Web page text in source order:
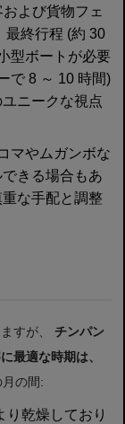
よび貨物フェ
最終行程 (約 30
型ボートが必要
で 8 ～ 10 時間)
ニークな視点
マやムガンボな
きる場合もあ
な手配と調整
すが、 チンパン
最適な時期は、
月の間:
り乾燥しており